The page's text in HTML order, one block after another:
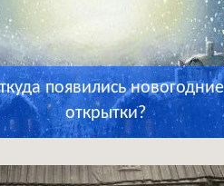
появились новогодние
открытки?